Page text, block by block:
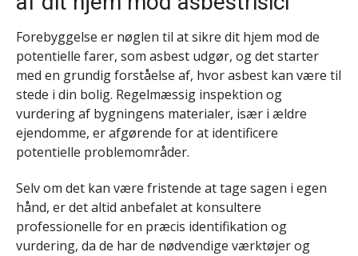
Forebyggelse er nøglen til at sikre dit hjem mod de
potentielle farer, som asbest udgør, og det starter
med en grundig forståelse af, hvor asbest kan være til
stede i din bolig. Regelmæssig inspektion og
vurdering af bygningens materialer, især i ældre
ejendomme, er afgørende for at identificere
potentielle problemområder.
Selv om det kan være fristende at tage sagen i egen
hånd, er det altid anbefalet at konsultere
professionelle for en præcis identifikation og
vurdering, da de har de nødvendige værktøjer og